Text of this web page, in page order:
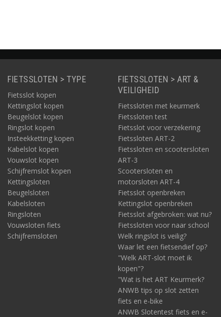
FIETSSLOTEN > TYPE
Fietsslot kopen
Kettingslot kopen
Beugelslot kopen
Ringslot kopen
Insteekketting kopen
Kabelslot kopen
Vouwslot kopen
Schijfremslot kopen
Kettingsloten
Beugelsloten
Kabelsloten
Ringsloten
Vouwsloten fiets
Schijfremsloten
FIETSSLOTEN > ART &
VEILIGHEID
Fietssloten met keurmerk
Fietssloten test
Fietsslot voor verzekering
Fietssloten ART-2
Fietssloten en scootersloten
ART-3
Scootersloten en
motorsloten ART-4
Fietsslot openbreken
Kettingslot openbreken
Fietsslot afgebroken: wat nu?
Fietssloten voor naar school
Welk ringslot is veilig?
Waar let een fietsendief op?
"Welk ART-slot moet ik
kopen"?
"Wat is het ART Keurmerk?
ANWB tips op slot zetten
fiets en e-bike
ANWB Slotentest fiets en e-